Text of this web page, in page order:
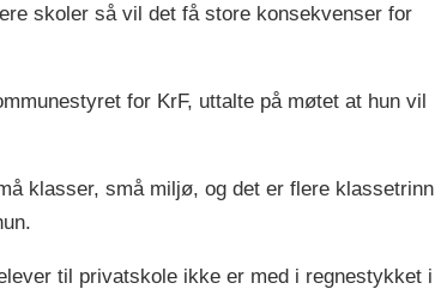
skoler så vil det få store konsekvenser for
for KrF, uttalte på møtet at hun vil
klasser, små miljø, og det er flere klassetrinn
til privatskole ikke er med i regnestykket i